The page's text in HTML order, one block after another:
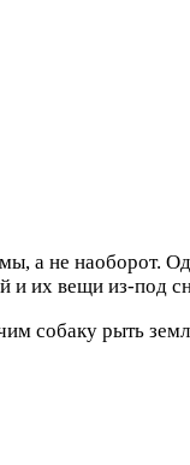
а не
и их вещи из-под
собаку рыть